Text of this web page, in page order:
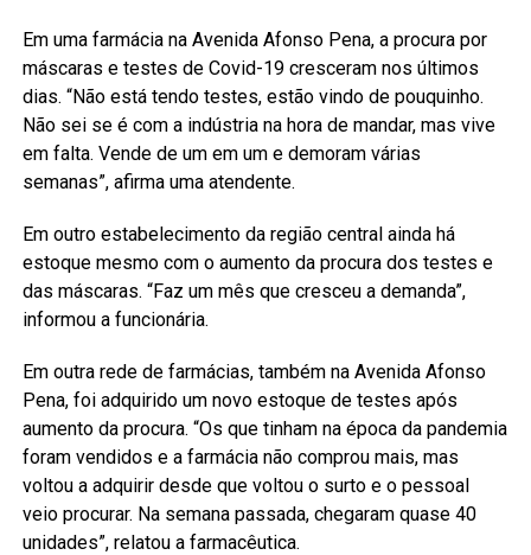
Em uma farmácia na Avenida Afonso Pena, a procura por
máscaras e testes de Covid-19 cresceram nos últimos
dias. “Não está tendo testes, estão vindo de pouquinho.
Não sei se é com a indústria na hora de mandar, mas vive
em falta. Vende de um em um e demoram várias
semanas”, afirma uma atendente.
Em outro estabelecimento da região central ainda há
estoque mesmo com o aumento da procura dos testes e
das máscaras. “Faz um mês que cresceu a demanda”,
informou a funcionária.
Em outra rede de farmácias, também na Avenida Afonso
Pena, foi adquirido um novo estoque de testes após
aumento da procura. “Os que tinham na época da pandemia
foram vendidos e a farmácia não comprou mais, mas
voltou a adquirir desde que voltou o surto e o pessoal
veio procurar. Na semana passada, chegaram quase 40
unidades”, relatou a farmacêutica.